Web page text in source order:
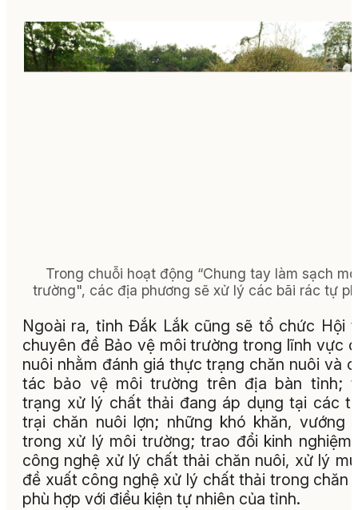
Trong chuỗi hoạt động “Chung tay làm sạch
trường", các địa phương sẽ xử lý các bãi rác tự
Ngoài ra, tỉnh Đắk Lắk cũng sẽ tổ chức Hội
chuyên đề Bảo vệ môi trường trong lĩnh vực
nuôi nhằm đánh giá thực trạng chăn nuôi và
tác bảo vệ môi trường trên địa bàn tỉnh;
trạng xử lý chất thải đang áp dụng tại các
trại chăn nuôi lợn; những khó khăn, vướng
trong xử lý môi trường; trao đổi kinh nghiệm
công nghệ xử lý chất thải chăn nuôi, xử lý
đề xuất công nghệ xử lý chất thải trong chăn
phù hợp với điều kiện tự nhiên của tỉnh.